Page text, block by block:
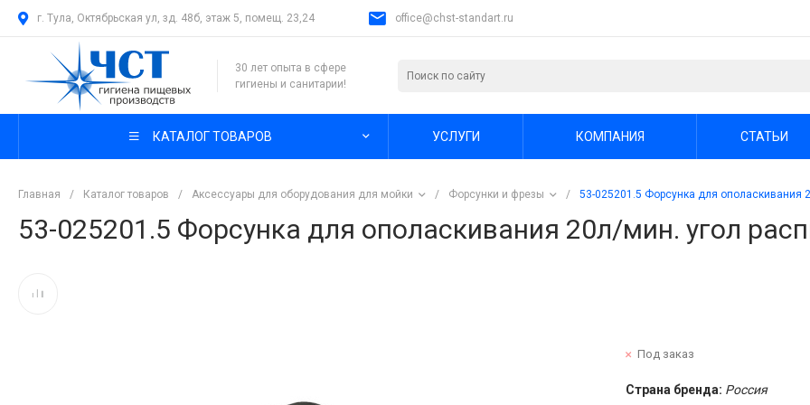
г. Тула, Октябрьская ул, зд. 48б, этаж 5, помещ. 23,24 office@chst-standart.ru
30 лет опыта в сфере
гигиены и санитарии!
КАТАЛОГ ТОВАРОВ УСЛУГИ КОМПАНИЯ СТАТЬИ
Главная / Каталог товаров / Аксессуары для оборудования для мойки / Форсунки и фрезы / 53-025201.5 Форсунка для ополаскивания
53-025201.5 Форсунка для ополаскивания 20л/мин. угол
Под заказ
Страна бренда: Россия